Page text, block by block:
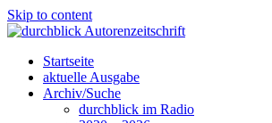
Skip to content
Startseite
aktuelle Ausgabe
Archiv/Suche
durchblick im Radio